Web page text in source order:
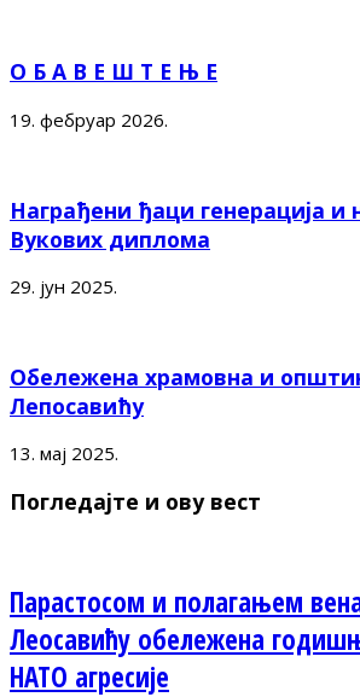
О Б А В Е Ш Т Е Њ Е
19. фебруар 2026.
Награђени ђаци генерација и
Вукових диплома
29. јун 2025.
Обележена храмовна и
Лепосавићу
13. мај 2025.
Погледајте и ову вест
Парастосом и полагањем
Леосавићу обележена
НАТО агресије